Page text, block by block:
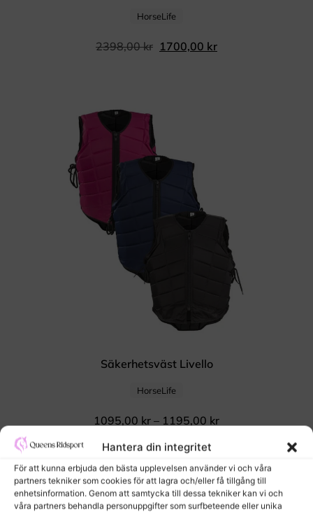
Hantera din integritet
För att kunna erbjuda den bästa upplevelsen använder vi och våra
partners tekniker som cookies för att lagra och/eller få tillgång till
enhetsinformation. Genom att samtycka till dessa tekniker kan vi och
våra partners behandla personuppgifter som surfbeteende eller unika
HorseLife
2398,00kr 1700,00 kr
Säkerhetsväst Livello
HorseLife
1095,00 kr – 1195,00 kr